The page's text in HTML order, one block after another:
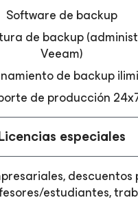
Software de backup
de backup
Veeam)
de backup
de producción
especiales
descuentos
estudiantes,